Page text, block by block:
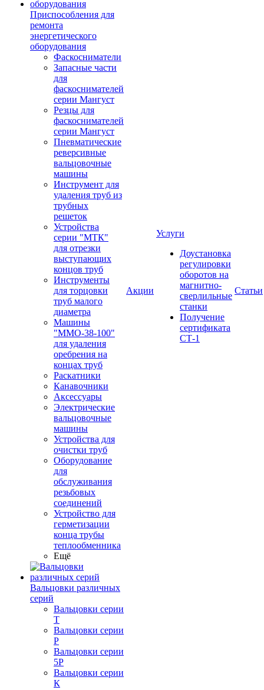
Приспособления для
ремонта
энергетического
оборудования
Фаскосниматели
Запасные части
для
фаскоснимателей
серии Мангуст
Резцы для
фаскоснимателей
серии Мангуст
Пневматические
реверсивные
вальцовочные
машины
Инструмент для
удаления труб из
трубных
решеток
Устройства
серии "МТК"
для отрезки
выступающих
концов труб
Инструменты
для торцовки
труб малого
диаметра
Машины
"ММО-38-100"
для удаления
оребрения на
концах труб
Раскатники
Канавочники
Аксессуары
Электрические
вальцовочные
машины
Устройства для
очистки труб
Оборудование
для
обслуживания
резьбовых
соединений
Устройство для
герметизации
конца трубы
теплообменника
Ещё
Вальцовки различных
серий
Вальцовки серии
Т
Вальцовки серии
Р
Вальцовки серии
5Р
Вальцовки серии
К
Акции
Услуги
Доустановка
регулировки
оборотов на
магнитно-
сверлильные
станки
Получение
сертификата
СТ-1
Статьи